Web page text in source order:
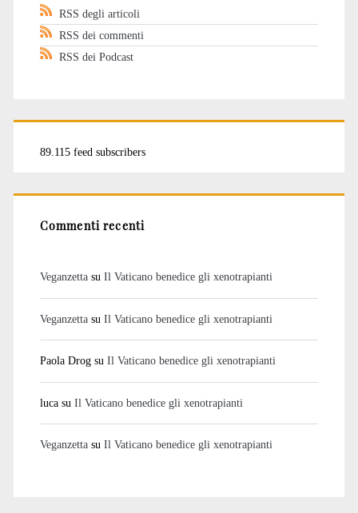
RSS degli articoli
RSS dei commenti
RSS dei Podcast
89.115 feed subscribers
Commenti recenti
Veganzettasu Il Vaticano benedice gli xenotrapianti
Veganzettasu Il Vaticano benedice gli xenotrapianti
Paola Drogsu Il Vaticano benedice gli xenotrapianti
lucasu Il Vaticano benedice gli xenotrapianti
Veganzettasu Il Vaticano benedice gli xenotrapianti